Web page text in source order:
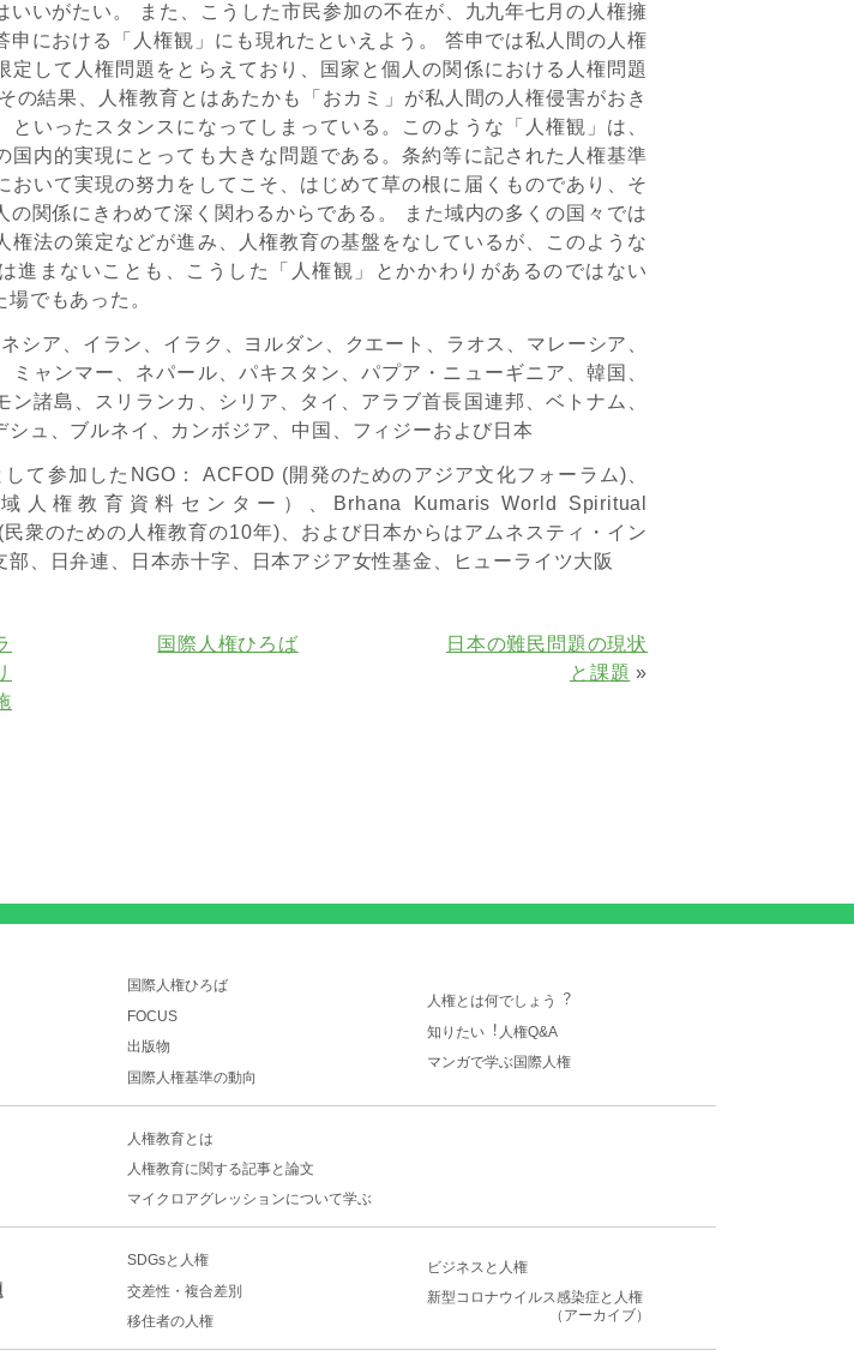
いいがたい。 また、こうした市民参加の不在が、九九年七月の人権擁
申における「人権観」にも現れたといえよう。 答申では私人間の人権
定して人権問題をとらえており、国家と個人の関係における人権問題
の結果、人権教育とはあたかも「おカミ」が私人間の人権侵害がおき
といったスタンスになってしまっている。このような「人権観」は、
国内的実現にとっても大きな問題である。条約等に記された人権基準
おいて実現の努力をしてこそ、はじめて草の根に届くものであり、そ
の関係にきわめて深く関わるからである。 また域内の多くの国々では
権法の策定などが進み、人権教育の基盤をなしているが、このような
進まないことも、こうした「人権観」とかかわりがあるのではない
でもあった。
シア、イラン、イラク、ヨルダン、クエート、ラオス、マレーシア、
ミャンマー、ネパール、パキスタン、パプア・ニューギニア、韓国、
ン諸島、スリランカ、シリア、タイ、アラブ首長国連邦、ベトナム、
シュ、ブルネイ、カンボジア、中国、フィジーおよび日本
て参加したNGO： ACFOD (開発のためのアジア文化フォーラム)、
人権教育資料センター）、Brhana Kumaris World Spiritual
衆のための人権教育の10年)、および日本からはアムネスティ・イン
部、日弁連、日本赤十字、日本アジア女性基金、ヒューライツ大阪
日本の難民問題の現状
と課題 »
国際人権ひろば
国際人権ひろば
FOCUS
出版物
国際人権基準の動向
人権とは何でしょう︖
知りたい︕人権Q&A
マンガで学ぶ国際人権
人権教育とは
人権教育に関する記事と論文
マイクロアグレッションについて学ぶ
SDGsと人権
交差性・複合差別
移住者の人権
ビジネスと人権
新型コロナウイルス感染症と人権
（アーカイブ）